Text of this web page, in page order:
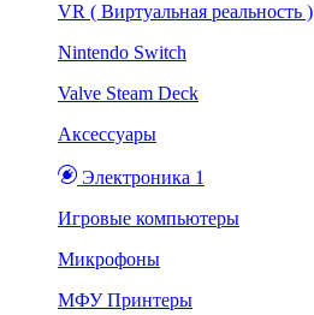
VR ( Виртуальная реальность )
Nintendo Switch
Valve Steam Deck
Аксессуары
Электроника 1
Игровые компьютеры
Микрофоны
МФУ Принтеры